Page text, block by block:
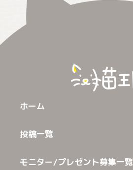
ホーム
投稿一覧
モニター/プレゼント募集一覧